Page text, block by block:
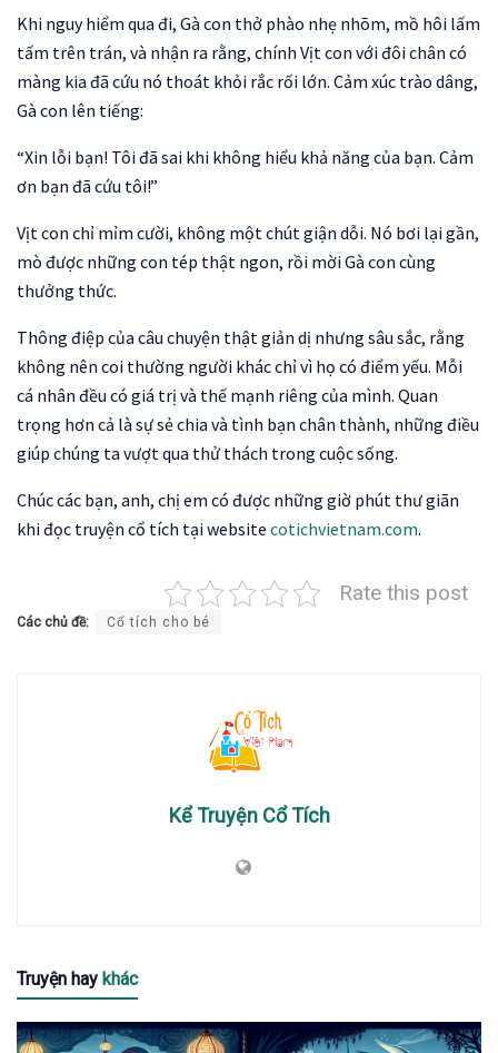
Khi nguy hiểm qua đi, Gà con thở phào nhẹ nhõm, mồ hôi lấm
tấm trên trán, và nhận ra rằng, chính Vịt con với đôi chân có
màng kia đã cứu nó thoát khỏi rắc rối lớn. Cảm xúc trào dâng,
Gà con lên tiếng:
“Xin lỗi bạn! Tôi đã sai khi không hiểu khả năng của bạn. Cảm
ơn bạn đã cứu tôi!”
Vịt con chỉ mỉm cười, không một chút giận dỗi. Nó bơi lại gần,
mò được những con tép thật ngon, rồi mời Gà con cùng
thưởng thức.
Thông điệp của câu chuyện thật giản dị nhưng sâu sắc, rằng
không nên coi thường người khác chỉ vì họ có điểm yếu. Mỗi
cá nhân đều có giá trị và thế mạnh riêng của mình. Quan
trọng hơn cả là sự sẻ chia và tình bạn chân thành, những điều
giúp chúng ta vượt qua thử thách trong cuộc sống.
Chúc các bạn, anh, chị em có được những giờ phút thư giãn
khi đọc truyện cổ tích tại website cotichvietnam.com.
Rate this post
Các chủ đề: Cổ tích cho bé
Kể Truyện Cổ Tích
Truyện hay khác